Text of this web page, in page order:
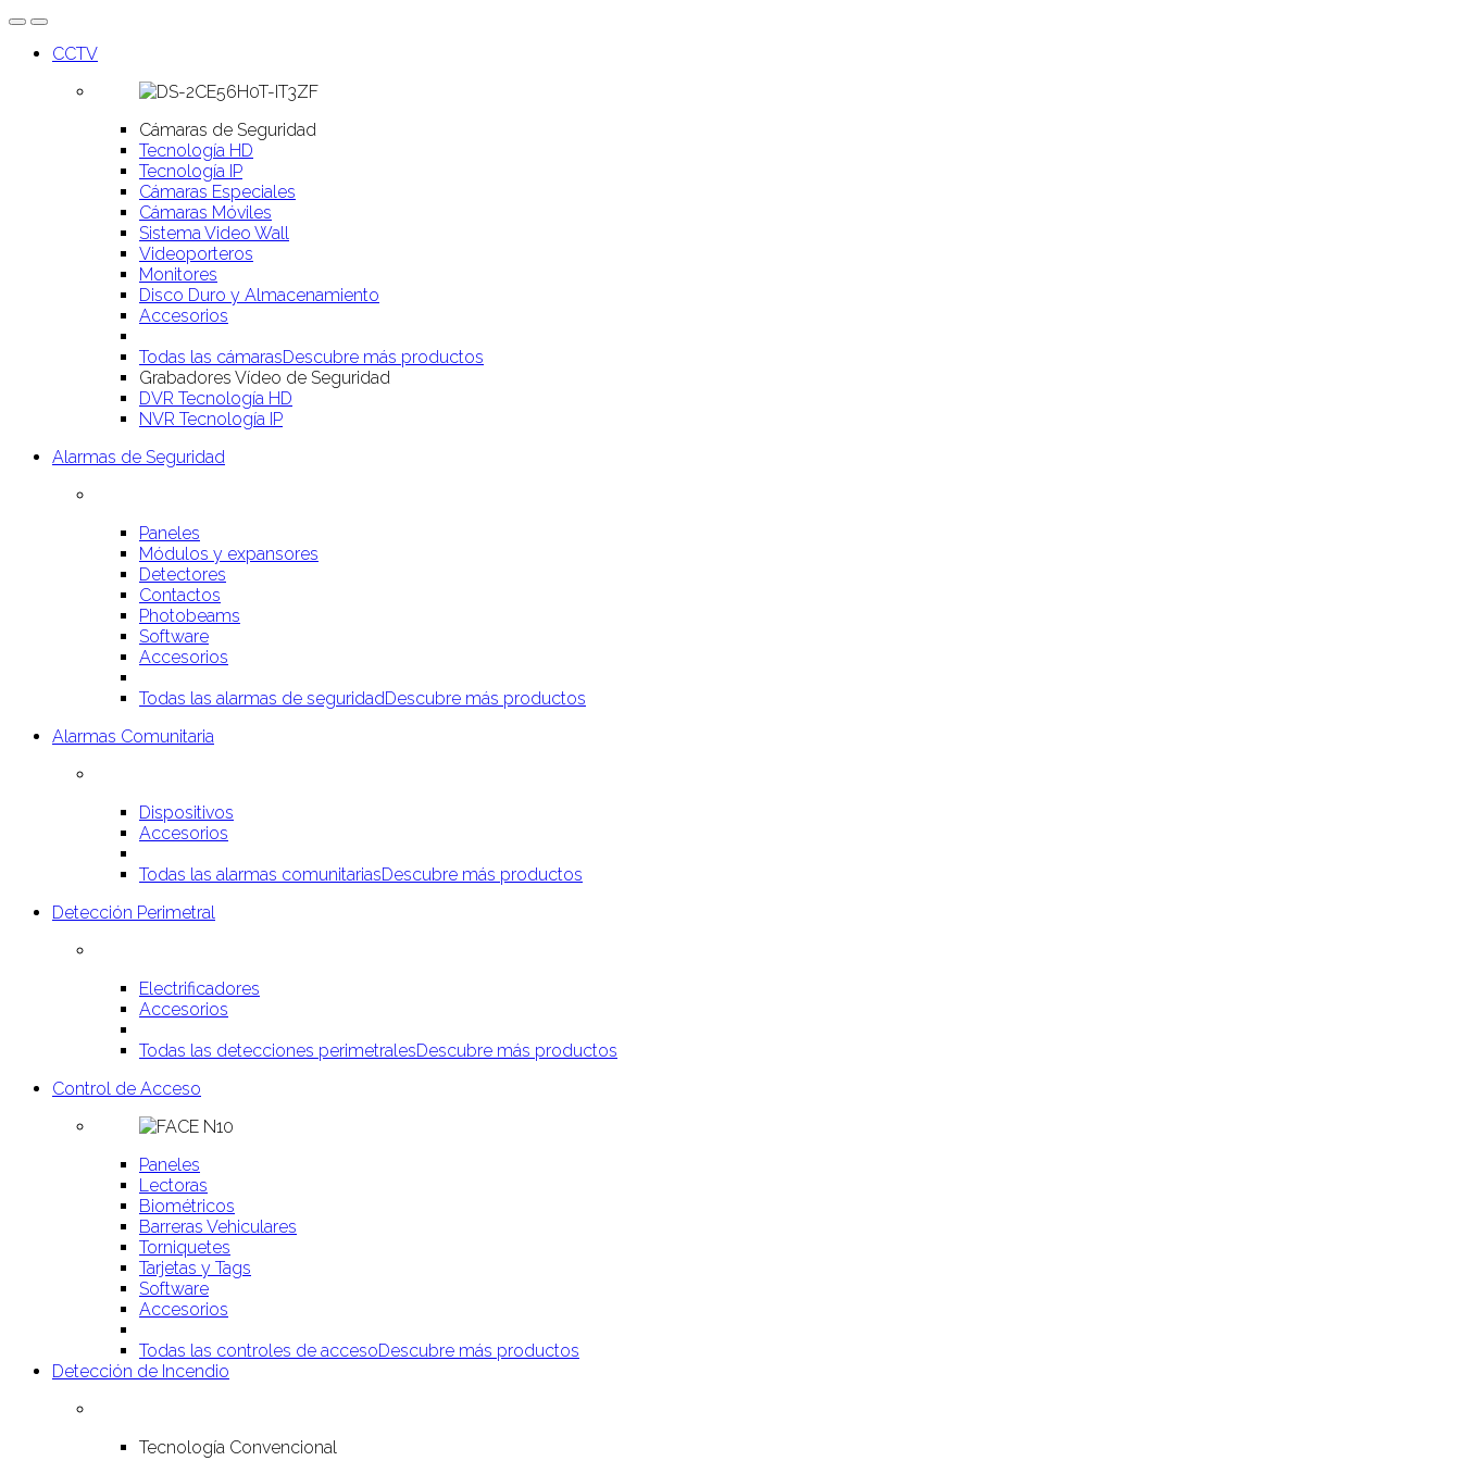
CCTV
Cámaras de Seguridad
Tecnología HD
Tecnología IP
Cámaras Especiales
Cámaras Móviles
Sistema Video Wall
Videoporteros
Monitores
Disco Duro y Almacenamiento
Accesorios
Todas las cámarasDescubre más productos
Grabadores Vídeo de Seguridad
DVR Tecnología HD
NVR Tecnología IP
Alarmas de Seguridad
Paneles
Módulos y expansores
Detectores
Contactos
Photobeams
Software
Accesorios
Todas las alarmas de seguridadDescubre más productos
Alarmas Comunitaria
Dispositivos
Accesorios
Todas las alarmas comunitariasDescubre más productos
Detección Perimetral
Electrificadores
Accesorios
Todas las detecciones perimetralesDescubre más productos
Control de Acceso
Paneles
Lectoras
Biométricos
Barreras Vehiculares
Torniquetes
Tarjetas y Tags
Software
Accesorios
Todas las controles de accesoDescubre más productos
Detección de Incendio
Tecnología Convencional